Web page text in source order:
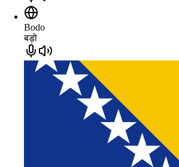
Bodo
बड़ो